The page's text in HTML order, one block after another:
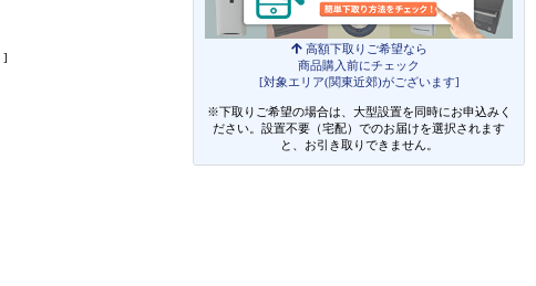
高額下取りご希望なら
商品購入前にチェック
[対象エリア(関東近郊)がございます]
※下取りご希望の場合は、大型設置を同時にお申込みく
ださい。設置不要（宅配）でのお届けを選択されます
と、お引き取りできません。
]